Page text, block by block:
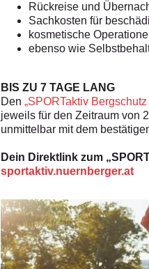
Rückreise und
Sachkosten für
kosmetische
ebenso wie
BIS ZU 7 TAGE LANG
Den „SPORTaktiv
jeweils für den Zeitraum von
unmittelbar mit dem
Dein Direktlink zum
sportaktiv.nuernberger.at